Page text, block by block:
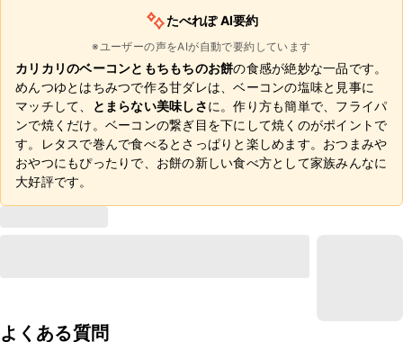
たべれぽ AI要約
※ユーザーの声をAIが自動で要約しています
カリカリのベーコンともちもちのお餅の食感が絶妙な一品です。
めんつゆとはちみつで作る甘ダレは、ベーコンの塩味と見事に
マッチして、
とまらない美味しさに。作り方も簡単で、フライパ
ンで焼くだけ。ベーコンの繋ぎ目を下にして焼くのがポイントで
す。レタスで巻んで食べるとさっぱりと楽しめます。おつまみや
おやつにもぴったりで、お餅の新しい食べ方として家族みんなに
大好評です。
よくある質問